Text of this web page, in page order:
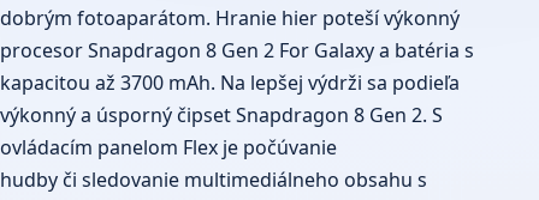
dobrým fotoaparátom. Hranie hier poteší výkonný
procesor Snapdragon 8 Gen 2 For Galaxy a batéria s
kapacitou až 3700 mAh. Na lepšej výdrži sa podieľa
výkonný a úsporný čipset Snapdragon 8 Gen 2. S
ovládacím panelom Flex je počúvanie
hudby či sledovanie multimediálneho obsahu s